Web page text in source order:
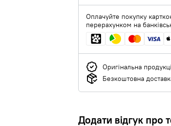
Оплачуйте покупку
перерахунком на
Оригінальна
Безкоштовна
Додати відгук про